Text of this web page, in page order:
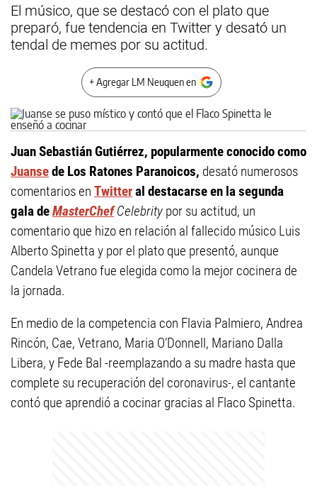
El músico, que se destacó con el plato que
preparó, fue tendencia en Twitter y desató un
tendal de memes por su actitud.
+ Agregar LM Neuquen en
Juan Sebastián Gutiérrez, popularmente conocido como
Juansede Los Ratones Paranoicos, desató numerosos
comentarios en Twitteral destacarse en la segunda
gala deMasterChefCelebrity por su actitud, un
comentario que hizo en relación al fallecido músico Luis
Alberto Spinetta y por el plato que presentó, aunque
Candela Vetrano fue elegida como la mejor cocinera de
la jornada.
En medio de la competencia con Flavia Palmiero, Andrea
Rincón, Cae, Vetrano, Maria O’Donnell, Mariano Dalla
Libera, y Fede Bal -reemplazando a su madre hasta que
complete su recuperación del coronavirus-, el cantante
contó que aprendió a cocinar gracias al Flaco Spinetta.